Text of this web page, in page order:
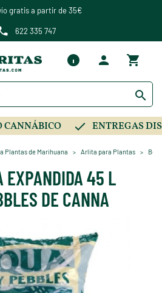
gratis a partir de 35€
622 335 747
CANNÁBICO ENTREGAS
Plantas de Marihuana Arlita para Plantas
EXPANDIDA 45 L
DE CANNA